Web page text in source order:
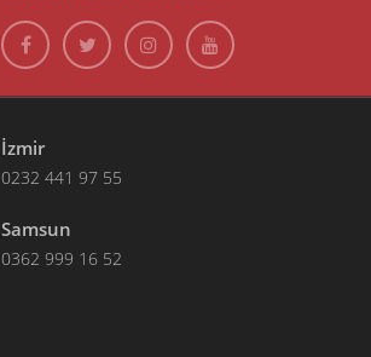
İzmir
0232 441 97 55
Samsun
0362 999 16 52